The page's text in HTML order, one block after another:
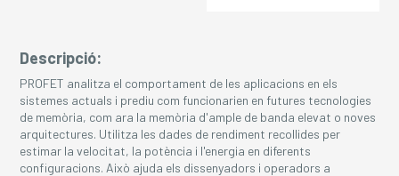
Descripció:
PROFET analitza el comportament de les aplicacions en els
sistemes actuals i prediu com funcionarien en futures tecnologies
de memòria, com ara la memòria d'ample de banda elevat o noves
arquitectures. Utilitza les dades de rendiment recollides per
estimar la velocitat, la potència i l'energia en diferents
configuracions. Això ajuda els dissenyadors i operadors a